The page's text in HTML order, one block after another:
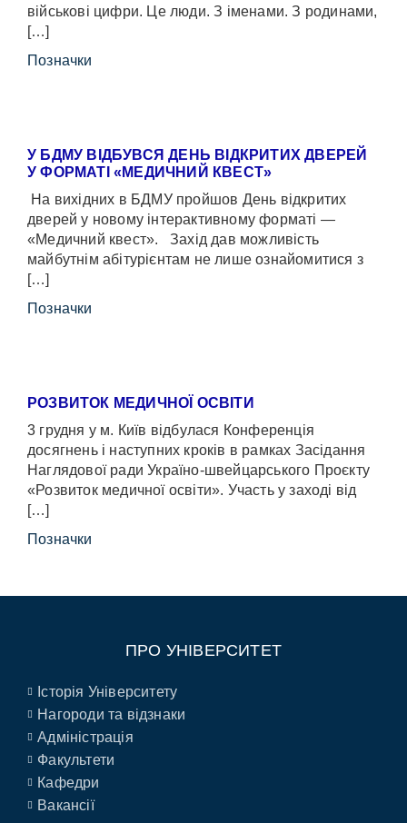
військові цифри. Це люди. З іменами. З родинами,
[…]
Позначки
У БДМУ ВІДБУВСЯ ДЕНЬ ВІДКРИТИХ ДВЕРЕЙ
У ФОРМАТІ «МЕДИЧНИЙ КВЕСТ»
На вихідних в БДМУ пройшов День відкритих
дверей у новому інтерактивному форматі —
«Медичний квест». Захід дав можливість
майбутнім абітурієнтам не лише ознайомитися з
[…]
Позначки
РОЗВИТОК МЕДИЧНОЇ ОСВІТИ
3 грудня у м. Київ відбулася Конференція
досягнень і наступних кроків в рамках Засідання
Наглядової ради Україно-швейцарського Проєкту
«Розвиток медичної освіти». Участь у заході від
[…]
Позначки
ПРО УНІВЕРСИТЕТ
Історія Університету
Нагороди та відзнаки
Адміністрація
Факультети
Кафедри
Вакансії